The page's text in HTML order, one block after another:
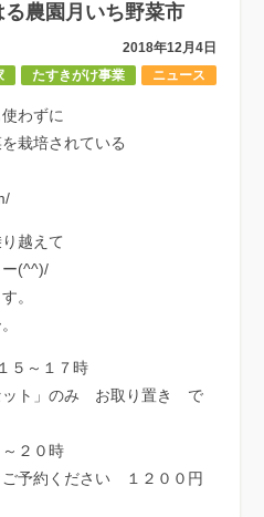
農園月いち野菜市
2018年12月4日
ニュース
たすきがけ事業
わずに
栽培されている
越えて
ー(^^)/
。
５～１７時
ット」のみ お取り置き で
２０時
予約ください １２００円